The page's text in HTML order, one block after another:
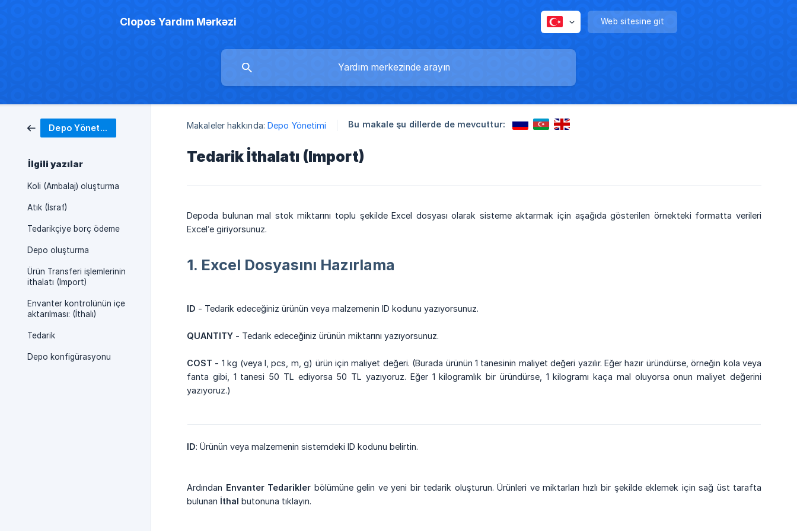
Clopos Yardım Mərkəzi Web sitesine git
Depo Yönetimi
İlgili yazılar
Koli (Ambalaj) oluşturma
Atık (İsraf)
Tedarikçiye borç ödeme
Depo oluşturma
Ürün Transferi işlemlerinin
ithalatı (Import)
Envanter kontrolünün içe
aktarılması: (İthalı)
Tedarik
Depo konfigürasyonu
Makaleler hakkında: Depo Yönetimi Bu makale şu dillerde de mevcuttur:
Tedarik İthalatı (Import)
Depoda bulunan mal stok miktarını toplu şekilde Excel dosyası olarak sisteme aktarmak için aşağıda gösterilen örnekteki formatta verileri
Excel’e giriyorsunuz.
1. Excel Dosyasını Hazırlama
ID - Tedarik edeceğiniz ürünün veya malzemenin ID kodunu yazıyorsunuz.
QUANTITY - Tedarik edeceğiniz ürünün miktarını yazıyorsunuz.
COST - 1 kg (veya l, pcs, m, g) ürün için maliyet değeri. (Burada ürünün 1 tanesinin maliyet değeri yazılır. Eğer hazır üründürse, örneğin kola veya
fanta gibi, 1 tanesi 50 TL ediyorsa 50 TL yazıyoruz. Eğer 1 kilogramlık bir üründürse, 1 kilogramı kaça mal oluyorsa onun maliyet değerini
yazıyoruz.)
ID: Ürünün veya malzemenin sistemdeki ID kodunu belirtin.
Ardından Envanter Tedarikler bölümüne gelin ve yeni bir tedarik oluşturun. Ürünleri ve miktarları hızlı bir şekilde eklemek için sağ üst tarafta
bulunan İthal butonuna tıklayın.